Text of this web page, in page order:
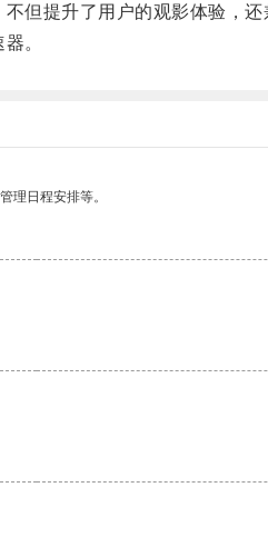
提升了用户的观影体验，还
。
理日程安排等。